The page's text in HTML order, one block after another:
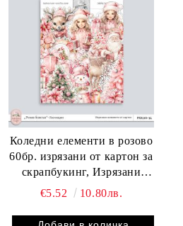
Коледни елементи в розово
60бр. изрязани от картон за
скрапбукинг, Изрязани
розови елементи за Коледа
блясък“, PXS718-34
€5.52 10.80лв.